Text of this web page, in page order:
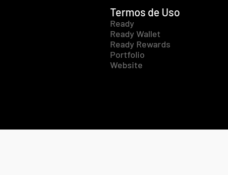
Termos de Uso
Ready
Ready Wallet
Ready Rewards
Portfolio
Website